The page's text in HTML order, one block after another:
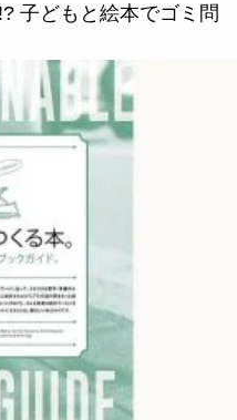
子どもと絵本でゴミ問